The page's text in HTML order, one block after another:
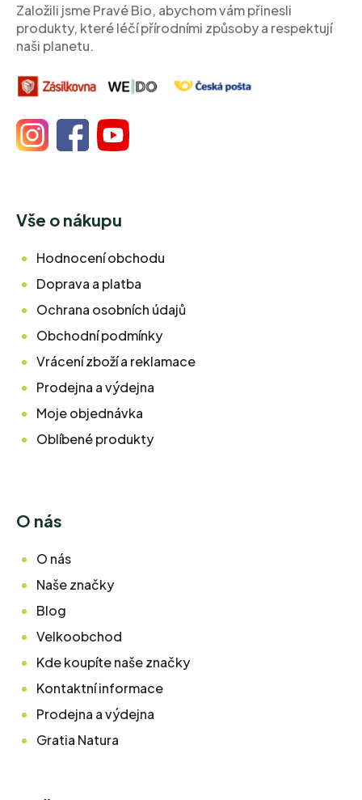
Založili jsme Pravé Bio, abychom vám přinesli
produkty, které léčí přírodními způsoby a respektují
naši planetu.
Vše o nákupu
Hodnocení obchodu
Doprava a platba
Ochrana osobních údajů
Obchodní podmínky
Vrácení zboží a reklamace
Prodejna a výdejna
Moje objednávka
Oblíbené produkty
O nás
O nás
Naše značky
Blog
Velkoobchod
Kde koupíte naše značky
Kontaktní informace
Prodejna a výdejna
Gratia Natura